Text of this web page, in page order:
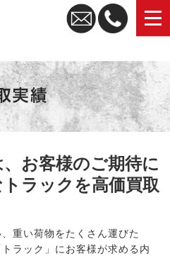
国無料査定・高価買取
お客様のご期待に
ラックを高価買取
重い荷物をたくさん運びた
ラック」にお客様が求める内